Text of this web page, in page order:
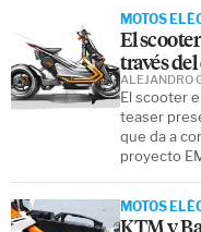
MOTOS
El
través
El scooter
teaser
que da a
proyecto
ALEJANDRO
MOTOS
KTM y